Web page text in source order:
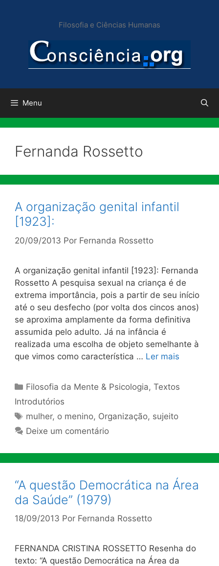
conteúdo
Filosofia e Ciências Humanas
Menu
Fernanda Rossetto
A organização genital infantil
[1923]:
20/09/2013 Por Fernanda Rossetto
A organização genital infantil [1923]: Fernanda
Rossetto A pesquisa sexual na criança é de
extrema importância, pois a partir de seu início
até o seu desfecho (por volta dos cincos anos)
se aproxima amplamente da forma definitiva
assumida pelo adulto. Já na infância é
realizada uma escolha de objeto semelhante à
que vimos como característica … Ler mais
Categorias
Filosofia da Mente & Psicologia,Textos
Introdutórios
Tags
mulher, o menino, Organização, sujeito
Deixe um comentário
“A questão Democrática na Área
da Saúde” (1979)
18/09/2013 Por Fernanda Rossetto
FERNANDA CRISTINA ROSSETTO Resenha do
texto: “A questão Democrática na Área da